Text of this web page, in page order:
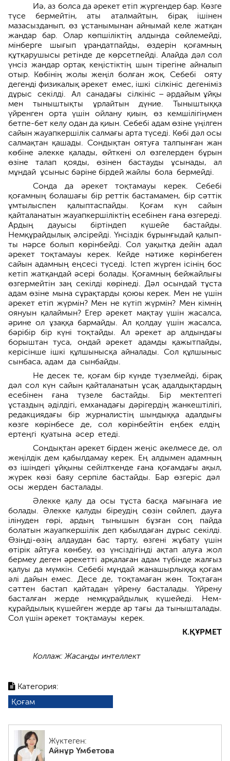
Категория:
Қоғам
Жүктеген:
Айнұр Үмбетова
Иә, аз болса да әрекет етіп жүргендер бар. Көзге
түсе бермейтін, аты аталмайтын, бірақ ішінен
мазасызданып, өз ұстанымынан айнымай келе жатқан
жандар бар. Олар көпшіліктің алдында сөйлемейді,
мінберге шығып ұрандатпайды, өздерін қоғамның
құтқарушысы ретінде де көрсетпейді. Алайда дәл сол
үнсіз жандар ортақ кеңістіктің шын тірегіне айналып
отыр. Көбінің жолы жеңіл болған жоқ. Себебі ояту
дегенді физика­лық әрекет емес, ішкі сілкініс деге­німіз
дұрыс секілді. Ал сана­дағы сілкініс – әрдайым ұйқы
мен тыныш­тықты ұрлайтын дүние. Тыныштыққа
үйренген орта үшін ойлану қиын, өз кемшілігіңмен
бетпе-бет келу одан да қиын. Себебі адам өзіне үңілген
сайын жауапкершілік салмағы арта түседі. Көбі дәл осы
салмақтан қашады. Сондықтан оятуға талпынған жан
көбіне әлекке қалады, өйткені ол өзгелерден бұрын
өзіне талап қоя­ды, өзінен бастауды ұсынады, ал
мұндай ұсыныс бәріне бірдей жайлы бола бермейді.
Сонда да әрекет тоқтамауы керек. Себебі
қоғамның болашағы бір реттік бастамамен, бір сәттік
ұмтылыспен қалыптаспайды. Қоғам күн сайын
қайталанатын жауапкершіліктің есебінен ғана өзгереді.
Ардың дауысы біртіндеп күшейе бастайды.
Немқұрайдылық әлсірейді. Үнсіздік бұрынғыдай қалып­
ты нәрсе болып көрінбейді. Сол уақытқа дейін адал
әрекет тоқтамауы керек. Кейде нәтиже көрінбеген
сайын адамның еңсесі түседі. Істеп жүрген ісінің бос
кетіп жатқандай әсері болады. Қоғамның бейжайлығы
өзгермейтін заң секілді көрінеді. Дәл осындай тұста
адам өзіне мына сұрақтарды қоюы керек. Мен не үшін
әрекет етіп жүрмін? Мен не күтіп жүрмін? Мен кімнің
оянуын қалаймын? Егер әрекет мақтау үшін жасалса,
әрине ол ұзаққа бармайды. Ал қолдау үшін жасалса,
бәрібір бір күні тоқтайды. Ал әрекет ар алдындағы
борыштан туса, ондай әрекет адамды қажытпайды,
керісінше ішкі құлшынысқа айналады. Сол құлшыныс
сынбаса, адам да сынбайды.
Не десек те, қоғам бір күнде түзел­мейді, бірақ
дәл сол күн са­йын қайталанатын ұсақ адалдықтардың
есебінен ғана түзеле бастайды. Бір мектептегі
ұстаздың әділдігі, емха­надағы дәрігердің жанкештілігі,
редак­циядағы бір журналистің шындыққа адалдығы
көзге көрінбесе де, сол көрінбейтін еңбек елдің
ертеңгі қуатына әсер етеді.
Сондықтан әрекет бірден жеңіс әкелмесе де, ол
жеңілдік дем қабылдамау керек. Ең алдымен адамның
өз ішіндегі ұйқыны се­йілткенде ғана қоғамдағы ақыл,
жүрек көзі баяу серпіле бастайды. Бар өзгеріс дәл
осы жерден басталады.
Әлекке қалу да осы тұста басқа мағынаға ие
болады. Әлекке қалу­ды біреудің сөзін сөйлеп, дауға
ілінуден гөрі, ардың тынышын бұз­ған соң пайда
болатын жауапкершілік деп қабылдаған дұрыс секілді.
Өзіңді-өзің алдаудан бас тарту, өзгені жұбату үшін
өтірік айтуға көнбеу, өз үнсіздігіңді ақтап алуға жол
бермеу деген әрекетті арқалаған адам түбінде жалғыз
қалуы да мүмкін. Себебі мұндай жанашыр­лыққа қоғам
әлі дайын емес. Десе де, тоқтамаған жөн. Тоқтаған
сәттен бастап қайтадан үйрену басталады. Үйрену
басталған жерде немқұрайдылық күшейеді. Нем­
құрайдылық күшейген жерде ар тағы да тынышталады.
Сол үшін әрекет тоқтамауы керек.
К.ҚҰРМЕТ
Коллаж: Жасанды интеллект